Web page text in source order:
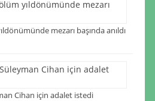
mezarı başında anıldı
Cihan için adalet istedi